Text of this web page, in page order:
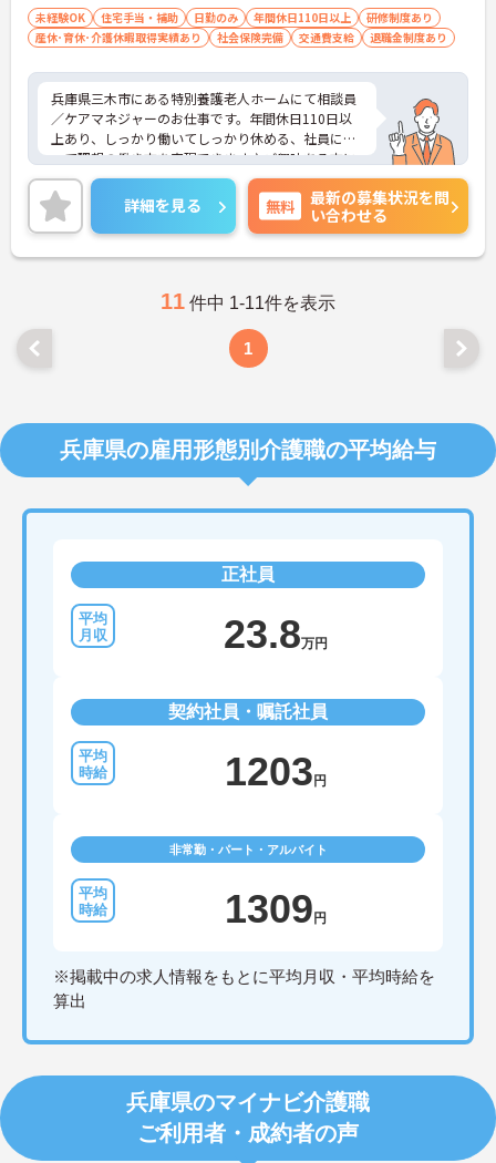
未経験OK 住宅手当・補助 日勤のみ 年間休日110日以上
研修制度あり
産休･育休･介護休暇取得実績あり
社会保険完備 交通費支給 退職金制度あり
兵庫県三木市にある特別養護老人ホームにて相談員
／ケアマネジャーのお仕事です。年間休日110日以
上あり、しっかり働いてしっかり休める、社員にと
って理想の働き方を実現できます♪ご興味ある方に
は、面接対策ポイントなど、さらに詳細をお話しい
たしますのでお気軽にご相談ください。
詳細を見る 無料
最新の募集状況を問
い合わせる
11 件中 1-11件を表示
1
兵庫県の雇用形態別介護職の平均給与
正社員
23.8万円
契約社員・嘱託社員
1203 円
非常勤・パート・アルバイト
1309 円
※掲載中の求人情報をもとに平均月収・平均時給を
算出
兵庫県のマイナビ介護職
ご利用者・成約者の声